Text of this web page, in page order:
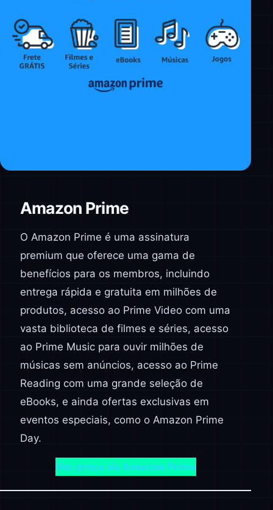
Amazon Prime
O Amazon Prime é uma assinatura
premium que oferece uma gama de
benefícios para os membros, incluindo
entrega rápida e gratuita em milhões de
produtos, acesso ao Prime Video com uma
vasta biblioteca de filmes e séries, acesso
ao Prime Music para ouvir milhões de
músicas sem anúncios, acesso ao Prime
Reading com uma grande seleção de
eBooks, e ainda ofertas exclusivas em
eventos especiais, como o Amazon Prime
Day.
Ver preço do Amazon Prime